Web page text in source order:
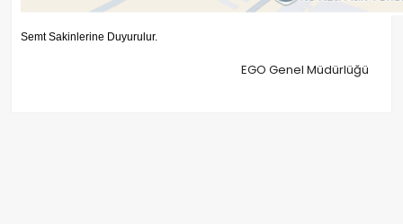
Semt Sakinlerine Duyurulur.
EGO Genel Müdürlüğü